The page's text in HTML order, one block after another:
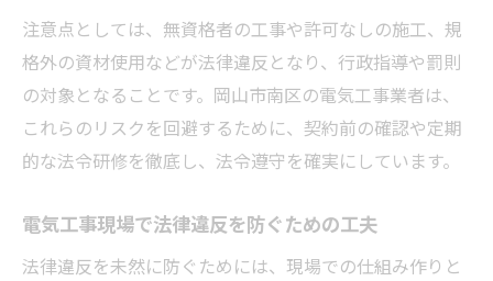
注意点としては、無資格者の工事や許可なしの施工、規
格外の資材使用などが法律違反となり、行政指導や罰則
の対象となることです。岡山市南区の電気工事業者は、
これらのリスクを回避するために、契約前の確認や定期
的な法令研修を徹底し、法令遵守を確実にしています。
電気工事現場で法律違反を防ぐための工夫
法律違反を未然に防ぐためには、現場での仕組み作りと